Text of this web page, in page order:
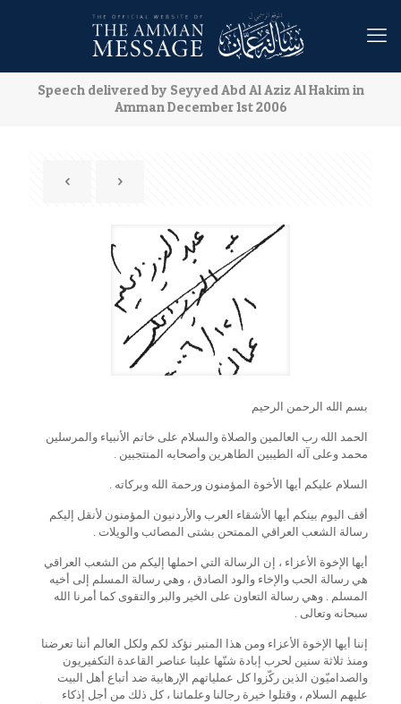
Speech delivered by Seyyed Abd Al Aziz Al Hakim in
Amman December 1st 2006
بسم الله الرحمن الرحيم
الحمد الله رب العالمين والصلاة والسلام على خاتم الأنبياء والمرسلين
محمد وعلى آله الطيبين الطاهرين وأصحابه المنتجبين .
السلام عليكم أيها الأخوة المؤمنون ورحمة الله وبركاته .
أقف اليوم بينكم أيها الأشقاء العرب والأردنيون المؤمنون لأنقل إليكم
رسالة الشعب العراقي الممتحن بشتى المصائب والويلات .
أيها الإخوة الأعزاء ، إن الرسالة التي احملها إليكم من الشعب العراقي
هي رسالة الحب والإخاء والود الصادق ، وهي رسالة المسلم إلى أخيه
المسلم . وهي رسالة التعاون على الخير والبر والتقوى كما أمرنا الله
سبحانه وتعالى .
إننا أيها الإخوة الأعزاء ومن هذا المنبر نؤكد لكم ولكل العالم أننا تعرضنا
ومنذ ثلاثة سنين لحرب إبادة شنّها علينا عناصر القاعدة التكفيريون
والصداميّون الذين ركّزوا كل عملياتهم الإرهابية ضد أتباع أهل البيت
عليهم السلام ، وقتلوا خيرة رجالنا وعلمائنا ، كل ذلك من أجل إذكاء